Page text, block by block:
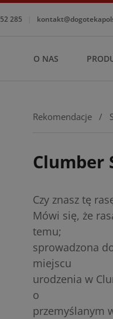
285
O NAS
Rekomendacje /
Clumber
Czy znasz tę
Mówi się, że
temu;
sprowadzona
miejscu
urodzenia w
o
przemyślanym